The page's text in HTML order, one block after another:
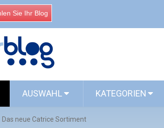
Sie Ihr Blog
AUSWAHL KATEGORIEN
Das neue Catrice Sortiment